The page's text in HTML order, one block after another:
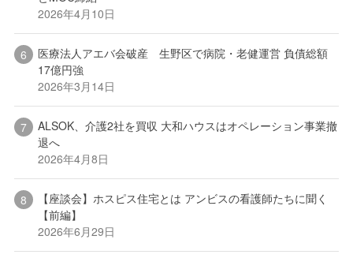
2026年4月10日
医療法人アエバ会破産 生野区で病院・老健運営 負債総額
17億円強
2026年3月14日
ALSOK、介護2社を買収 大和ハウスはオペレーション事業撤
退へ
2026年4月8日
【座談会】ホスピス住宅とは アンビスの看護師たちに聞く
【前編】
2026年6月29日